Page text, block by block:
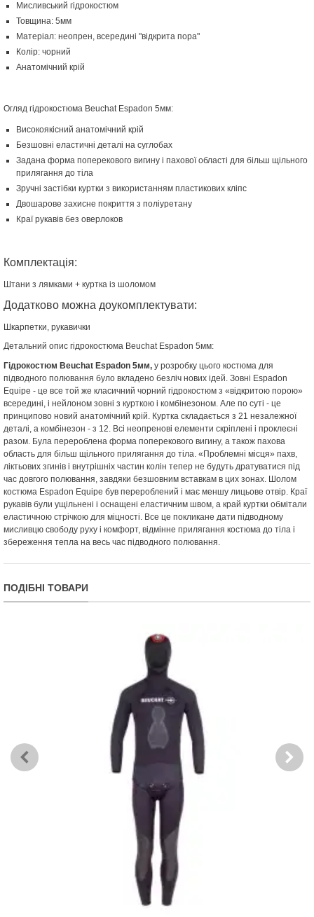
Мисливський гідрокостюм
Товщина: 5мм
Матеріал: неопрен, всередині "відкрита пора"
Колір: чорний
Анатомічний крій
Огляд гідрокостюма Beuchat Espadon 5мм:
Високоякісний анатомічний крій
Безшовні еластичні деталі на суглобах
Задана форма поперекового вигину і пахової області для більш щільного
прилягання до тіла
Зручні застібки куртки з використанням пластикових кліпс
Двошарове захисне покриття з поліуретану
Краї рукавів без оверлоков
Комплектація:
Штани з лямками + куртка із шоломом
Додатково можна доукомплектувати:
Шкарпетки, рукавички
Детальний опис гідрокостюма Beuchat Espadon 5мм:
Гідрокостюм Beuchat Espadon 5мм, у розробку цього костюма для
підводного полювання було вкладено безліч нових ідей. Зовні Espadon
Equipe - це все той же класичний чорний гідрокостюм з «відкритою порою»
всередині, і нейлоном зовні з курткою і комбінезоном. Але по суті - це
принципово новий анатомічний крій. Куртка складається з 21 незалежної
деталі, а комбінезон - з 12. Всі неопренові елементи скріплені і проклеєні
разом. Була перероблена форма поперекового вигину, а також пахова
область для більш щільного прилягання до тіла. «Проблемні місця» пахв,
ліктьових згинів і внутрішніх частин колін тепер не будуть дратуватися під
час довгого полювання, завдяки безшовним вставкам в цих зонах. Шолом
костюма Espadon Equipe був перероблений і має меншу лицьове отвір. Краї
рукавів були ущільнені і оснащені еластичним швом, а край куртки обмітали
еластичною стрічкою для міцності. Все це покликане дати підводному
мисливцю свободу руху і комфорт, відмінне прилягання костюма до тіла і
збереження тепла на весь час підводного полювання.
ПОДІБНІ ТОВАРИ